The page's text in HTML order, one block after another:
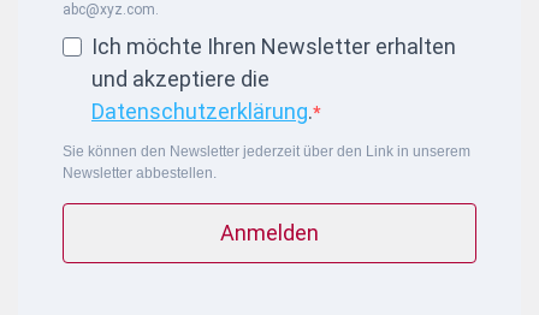
abc@xyz.com.
Ich möchte Ihren Newsletter erhalten
und akzeptiere die
Datenschutzerklärung.
Sie können den Newsletter jederzeit über den Link in unserem
Newsletter abbestellen.
Anmelden